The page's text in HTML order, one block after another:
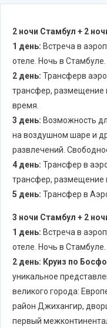
2 ночи Стамбул + 2
1 день: Встреча в
отеле. Ночь в Стамбуле.
2 день: Трансферв
трансфер, размещение
время.
3 день: Возможность
на воздушном шаре и
развлечений.
4 день: Трансфер в
трансфер, размещение
5 день: Трансфер в
3 ночи Стамбул + 2
1 день: Встреча в
отеле. Ночь в Стамбуле.
2 день: Круиз по
уникальное
великого города:
район Джихангир,
первый